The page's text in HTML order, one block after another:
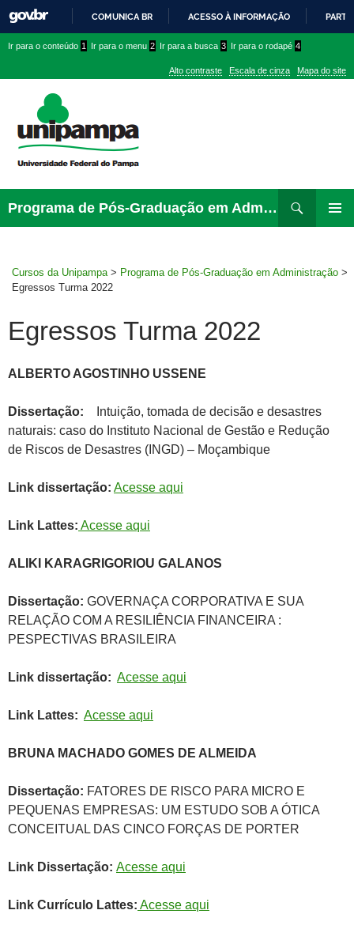
PARA
CONTEÚDO
COMUNICA BR ACESSO À INFORMAÇÃO
conteúdo
menu
superior
menu
Ir para o conteúdo 1 Ir para o menu 2 Ir para a busca 3 Ir para o rodapé 4
Alto contraste Escala de cinza Mapa do site
Programa de Pós-Graduação em Administração
para
Cursos da Unipampa > Programa de Pós-Graduação em Administração >
Egressos Turma 2022
Egressos Turma 2022
ALBERTO AGOSTINHO USSENE
Dissertação:
Intuição, tomada de decisão e desastres
naturais: caso do Instituto Nacional de Gestão e Redução
de Riscos de Desastres (INGD) – Moçambique
Link dissertação: Acesse aqui
Link Lattes: Acesse aqui
ALIKI KARAGRIGORIOU GALANOS
Dissertação: GOVERNAÇA CORPORATIVA E SUA
RELAÇÃO COM A RESILIÊNCIA FINANCEIRA :
PESPECTIVAS BRASILEIRA
Link dissertação: Acesse aqui
Link Lattes: Acesse aqui
BRUNA MACHADO GOMES DE ALMEIDA
Dissertação: FATORES DE RISCO PARA MICRO E
PEQUENAS EMPRESAS: UM ESTUDO SOB A ÓTICA
CONCEITUAL DAS CINCO FORÇAS DE PORTER
Link Dissertação: Acesse aqui
Link Currículo Lattes: Acesse aqui